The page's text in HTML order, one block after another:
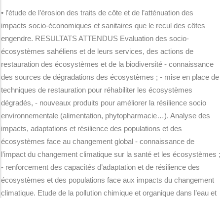
• l’étude de l’érosion des traits de côte et de l’atténuation des
impacts socio-économiques et sanitaires que le recul des côtes
engendre. RESULTATS ATTENDUS Evaluation des socio-
écosystèmes sahéliens et de leurs services, des actions de
restauration des écosystèmes et de la biodiversité - connaissance
des sources de dégradations des écosystèmes ; - mise en place de
techniques de restauration pour réhabiliter les écosystèmes
dégradés, - nouveaux produits pour améliorer la résilience socio
environnementale (alimentation, phytopharmacie…). Analyse des
impacts, adaptations et résilience des populations et des
écosystèmes face au changement global - connaissance de
l’impact du changement climatique sur la santé et les écosystèmes ;
- renforcement des capacités d’adaptation et de résilience des
écosystèmes et des populations face aux impacts du changement
climatique. Etude de la pollution chimique et organique dans l’eau et